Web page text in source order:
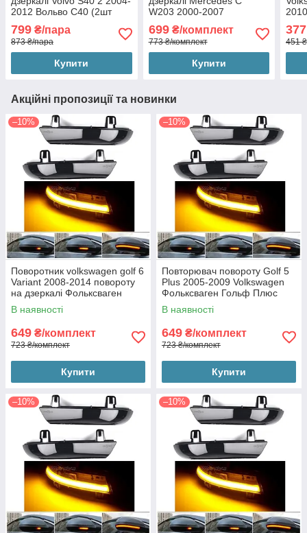
2012 Вольво С40 (2шт
799 ₴/пара
873 ₴/пара
Купити
W203 2000-2007
C180 C200 C230 C280
C240(2шт динамічні чорні
ЛЕД)
699₴/комплект
773 ₴/комплект
Купити
377
451
Акційні пропозиції та новинки
–10%
Поворотник volkswagen golf 6
Variant 2008-2014 повороту
на дзеркалі Фольксваген
Гольф 6 Універсал (2шт
динамічні чорні ЛЕД)
В наявності
649 ₴/комплект
723 ₴/комплект
Купити
–10%
Повторювач повороту Golf 5
Plus 2005-2009 Volkswagen
Фольксваген Гольф Плюс
(2шт динамічні чорні ЛЕД)
В наявності
649 ₴/комплект
723 ₴/комплект
Купити
–10% –10%